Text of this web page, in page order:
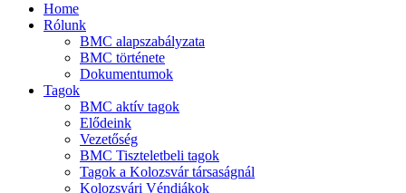
Home
Rólunk
BMC alapszabályzata
BMC története
Dokumentumok
Tagok
BMC aktív tagok
Elődeink
Vezetőség
BMC Tiszteletbeli tagok
Tagok a Kolozsvár társaságnál
Kolozsvári Véndiákok